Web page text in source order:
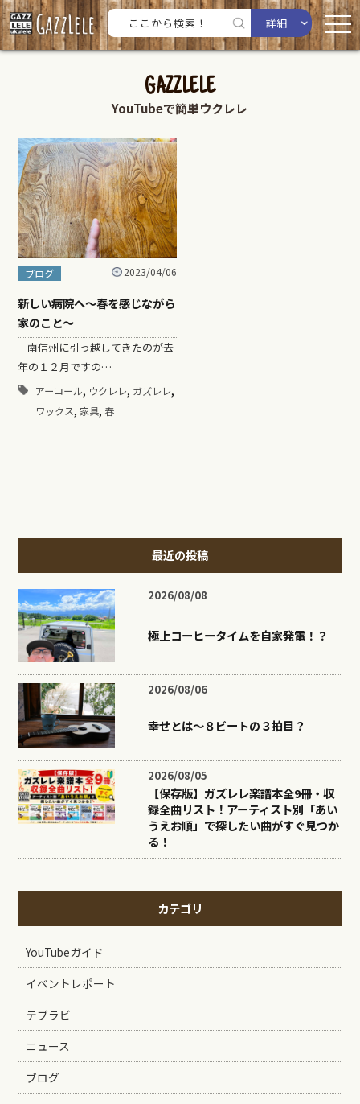
詳細
GAZZLELE
YouTubeで簡単ウクレレ
ブログ 2023/04/06
新しい病院へ〜春を感じながら
家のこと〜
南信州に引っ越してきたのが去
年の１２月ですの…
アーコール, ウクレレ, ガズレレ,
ワックス, 家具, 春
最近の投稿
2026/08/08
極上コーヒータイムを自家発電！？
2026/08/06
幸せとは〜８ビートの３拍目？
2026/08/05
【保存版】ガズレレ楽譜本全9冊・収
録全曲リスト！アーティスト別「あい
うえお順」で探したい曲がすぐ見つか
る！
カテゴリ
YouTubeガイド
イベントレポート
テブラビ
ニュース
ブログ